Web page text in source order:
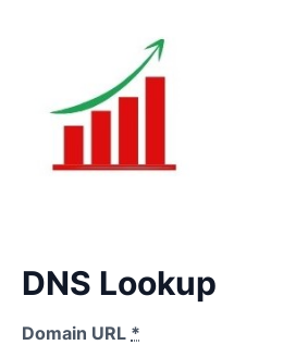
DNS Lookup
Domain URL *